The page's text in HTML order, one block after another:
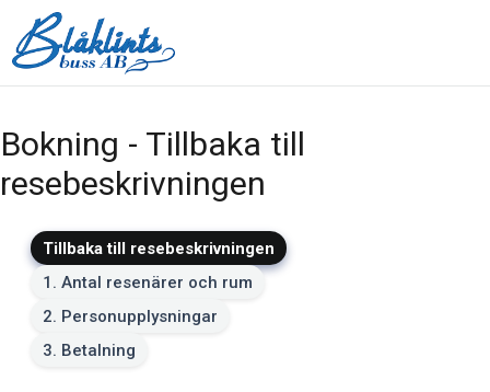
Bokning - Tillbaka till
resebeskrivningen
Tillbaka till resebeskrivningen
1. Antal resenärer och rum
2. Personupplysningar
3. Betalning